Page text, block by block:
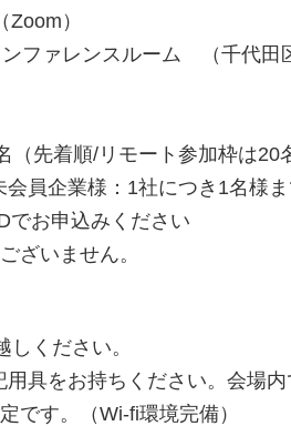
）
ンファレンスルーム （千代
（先着順/リモート参加枠は20
員企業様：1社につき1名様
でお申込みください
ざいません。
ください。
具をお持ちください。会場
です。（Wi-fi環境完備）